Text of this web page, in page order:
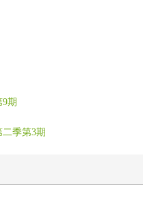
《越剧-我家有个小九妹》《越
滩别》
三首，参与奖励红人
囧
》寂寞
期
季第3期